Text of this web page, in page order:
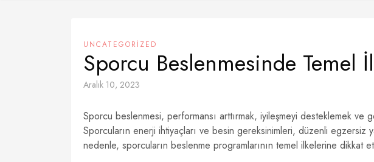
UNCATEGORIZED
Sporcu Beslenmesinde Temel
Aralık 10, 2023
Sporcu beslenmesi, performansı arttırmak, iyileşmeyi desteklemek ve
Sporcuların enerji ihtiyaçları ve besin gereksinimleri, düzenli egzersiz
nedenle, sporcuların beslenme programlarının temel ilkelerine dikkat